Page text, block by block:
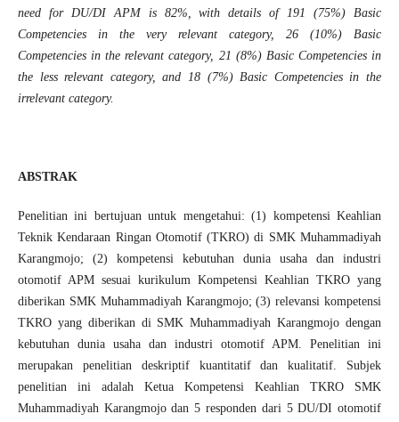
need for DU/DI APM is 82%, with details of 191 (75%) Basic
Competencies in the very relevant category, 26 (10%) Basic
Competencies in the relevant category, 21 (8%) Basic Competencies in
the less relevant category, and 18 (7%) Basic Competencies in the
irrelevant category.
ABSTRAK
Penelitian ini bertujuan untuk mengetahui: (1) kompetensi Keahlian
Teknik Kendaraan Ringan Otomotif (TKRO) di SMK Muhammadiyah
Karangmojo; (2) kompetensi kebutuhan dunia usaha dan industri
otomotif APM sesuai kurikulum Kompetensi Keahlian TKRO yang
diberikan SMK Muhammadiyah Karangmojo; (3) relevansi kompetensi
TKRO yang diberikan di SMK Muhammadiyah Karangmojo dengan
kebutuhan dunia usaha dan industri otomotif APM. Penelitian ini
merupakan penelitian deskriptif kuantitatif dan kualitatif. Subjek
penelitian ini adalah Ketua Kompetensi Keahlian TKRO SMK
Muhammadiyah Karangmojo dan 5 responden dari 5 DU/DI otomotif